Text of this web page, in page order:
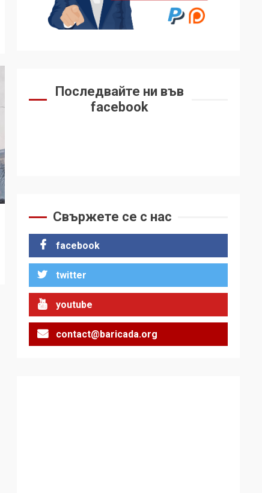
Последвайте ни във
facebook
Свържете се с нас
facebook
twitter
youtube
contact@baricada.org